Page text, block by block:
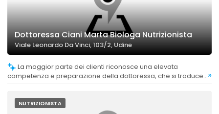
Dottoressa Ciani Marta Biologa Nutrizionista
Viale Leonardo Da Vinci, 103/2, Udine
competenza e preparazione della dottoressa, che si traduce »
NUTRIZIONISTA